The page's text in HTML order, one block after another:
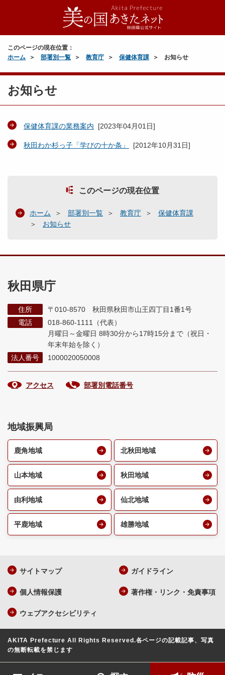
このページの現在位置：
ホーム
部署別一覧 教育庁 保健体育課 お知らせ
お知らせ
保健体育課の業務案内 [2023年04月01日]
秋田わか杉っ子「学びの十か条」 [2012年10月31日]
このページの現在位置
ホーム 部署別一覧 教育庁
保健体育課
お知らせ
秋田県庁
住所
〒010-8570 秋田県秋田市山王四丁目1番1号
電話
018-860-1111（代表）
月曜日～金曜日 8時30分から17時15分まで （祝日・
年末年始を除く）
法人番号
1000020050008
アクセス 部署別電話番号
地域振興局
鹿角地域 北秋田地域
山本地域 秋田地域
由利地域 仙北地域
平鹿地域 雄勝地域
サイトマップ ガイドライン
個人情報保護 著作権・リンク・免責事項
ウェブアクセシビリティ
AKITA Prefecture All Rights Reserved.各ページの記載記事、写真
の無断転載を禁じます